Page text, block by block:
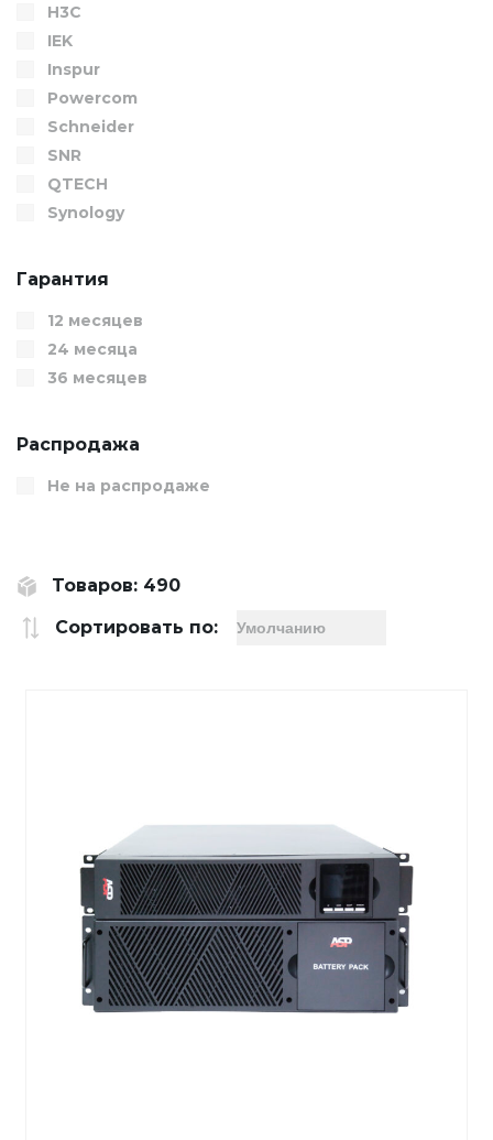
H3C
IEK
Inspur
Powercom
Schneider
SNR
QTECH
Synology
Гарантия
12 месяцев
24 месяца
36 месяцев
Распродажа
Не на распродаже
Товаров: 490
Сортировать по: